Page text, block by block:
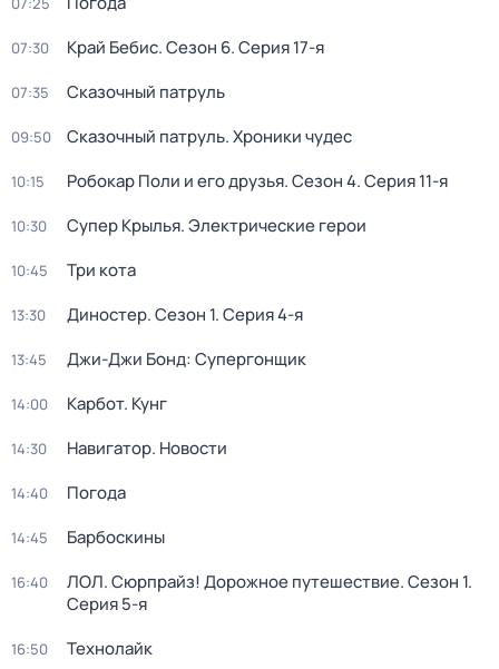
07:30 Край Бебис. Сезон 6. Серия 17-я
07:35 Сказочный патруль
09:50 Сказочный патруль. Хроники чудес
10:15 Робокар Поли и его друзья. Сезон 4. Серия 11-я
10:30 Супер Крылья. Электрические герои
10:45 Три кота
13:30 Диностер. Сезон 1. Серия 4-я
13:45 Джи-Джи Бонд: Супергонщик
14:00 Карбот. Кунг
14:30 Навигатор. Новости
14:40 Погода
14:45 Барбоскины
16:40 ЛОЛ. Сюрпрайз! Дорожное путешествие. Сезон 1.
Серия 5-я
16:50 Технолайк